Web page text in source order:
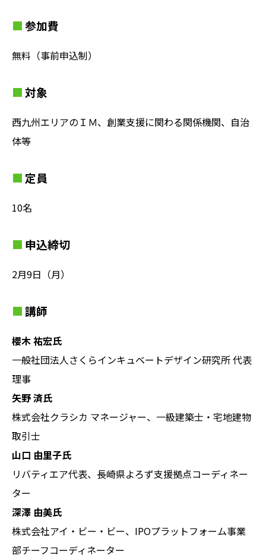
参加費
無料（事前申込制）
対象
西九州エリアのＩＭ、創業支援に関わる関係機関、自治
体等
定員
10名
申込締切
2月9日（月）
講師
櫻木 祐宏氏
一般社団法人さくらインキュベートデザイン研究所 代表
理事
矢野 済氏
株式会社クラシカ マネージャー、一級建築士・宅地建物
取引士
山口 由里子氏
リバティエア代表、長崎県よろず支援拠点コーディネー
ター
深澤 由美氏
株式会社アイ・ビー・ビー、IPOプラットフォーム事業
部チーフコーディネーター